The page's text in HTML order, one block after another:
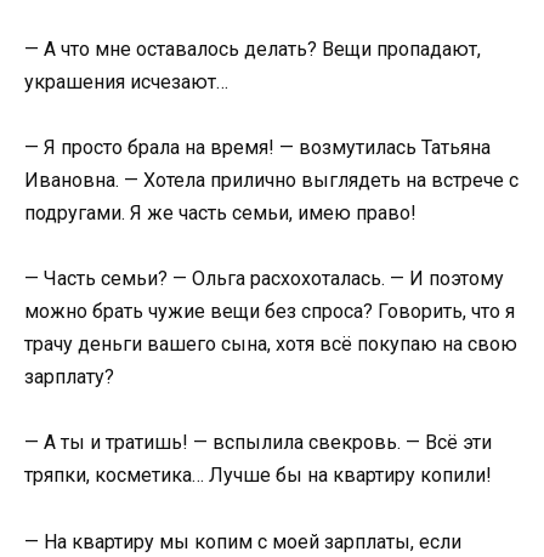
— А что мне оставалось делать? Вещи пропадают,
украшения исчезают…
— Я просто брала на время! — возмутилась Татьяна
Ивановна. — Хотела прилично выглядеть на встрече с
подругами. Я же часть семьи, имею право!
— Часть семьи? — Ольга расхохоталась. — И поэтому
можно брать чужие вещи без спроса? Говорить, что я
трачу деньги вашего сына, хотя всё покупаю на свою
зарплату?
— А ты и тратишь! — вспылила свекровь. — Всё эти
тряпки, косметика… Лучше бы на квартиру копили!
— На квартиру мы копим с моей зарплаты, если